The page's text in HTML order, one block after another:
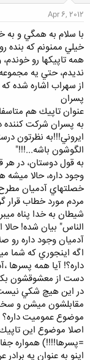
Apr 6, 2012
با سلام به همگي و
خيلي ممنونم كه بنده
همه تاپيكها رو
نديدم، حتي يه
از سهراب اشاره شده
پسران
عنوان تاپيك هم
به پسران شركت كننده
ايروني!!!به نظرتون
الگوشون باشه...!!!"
به قول دوستان، در هر
وجود داره، حالا
خصلتهاي آدميان
مردم مورد خطاب قرار
شيطان به خدا پناه
الناس" بيان شده!
آدميان وجود داره رو
اگه اينجوري كه شما
داره؟! آيا همه پسرها
دست از معشوقشون
در اين هيچ شكي
مقابلشون ميشن و سخت
موضوع عموميت داره؟
اصلا موضوع اين
=پسرها!!!!) همواره
اينو به عنوان يه